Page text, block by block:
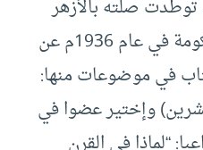
توطدت صلته بالأزهر
بهذه الدراسة، فأعلنت الحكومة في عام 1936م عن
في موضوعات منها:
وإختير عضوا في
“لماذا في القرن